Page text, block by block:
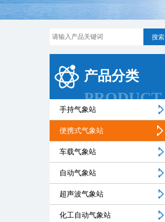
搜索
产品分类
PRODUCT
手持气象站
便携式气象站
车载气象站
自动气象站
超声波气象站
化工自动气象站